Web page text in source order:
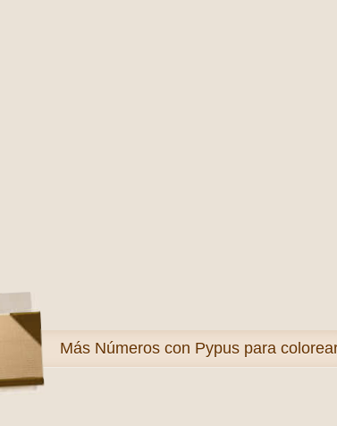
Más Números con Pypus para